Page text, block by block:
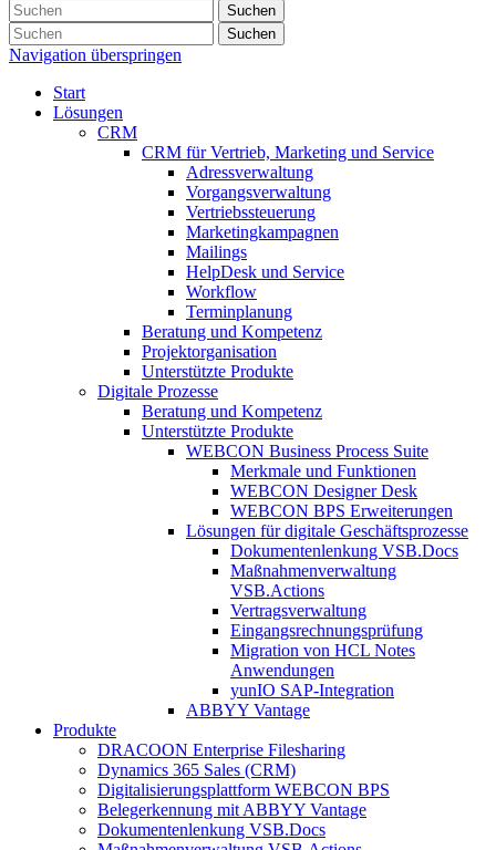
Suchen
Suchen
Navigation überspringen
Start
Lösungen
CRM
CRM für Vertrieb, Marketing und Service
Adressverwaltung
Vorgangsverwaltung
Vertriebssteuerung
Marketingkampagnen
Mailings
HelpDesk und Service
Workflow
Terminplanung
Beratung und Kompetenz
Projektorganisation
Unterstützte Produkte
Digitale Prozesse
Beratung und Kompetenz
Unterstützte Produkte
WEBCON Business Process Suite
Merkmale und Funktionen
WEBCON Designer Desk
WEBCON BPS Erweiterungen
Lösungen für digitale Geschäftsprozesse
Dokumentenlenkung VSB.Docs
Maßnahmenverwaltung
VSB.Actions
Vertragsverwaltung
Eingangsrechnungs­prüfung
Migration von HCL Notes
Anwendungen
yunIO SAP-Integration
ABBYY Vantage
Produkte
DRACOON Enterprise Filesharing
Dynamics 365 Sales (CRM)
Digitalisierungsplattform WEBCON BPS
Belegerkennung mit ABBYY Vantage
Dokumentenlenkung VSB.Docs